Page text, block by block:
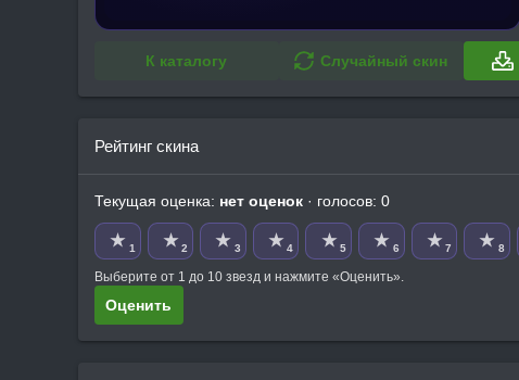
К каталогу Случайный скин
Рейтинг скина
Текущая оценка: нет оценок · голосов: 0
★ 1 ★ 2 ★ 3 ★ 4 ★ 5 ★ 6 ★ 7 ★ 8
Выберите от 1 до 10 звезд и нажмите «Оценить».
Оценить